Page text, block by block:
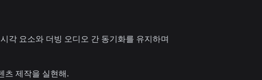
각 요소와 더빙 오디오 간 동기화를 유지하며
츠 제작을 실현해.